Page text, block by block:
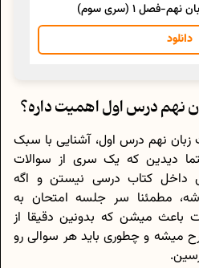
فصل 1 (سری سوم)
دانلود
نهم درس اول اهمیت داره؟
زبان نهم درس اول، آشنایی با سبک
دیدین که یک سری از سوالات
داخل کتاب درسی نیستن و اگه
مطمئنا سر جلسه امتحان به
باعث میشن که بدونین دقیقا از
میشه و چطوری باید هر سوالی رو